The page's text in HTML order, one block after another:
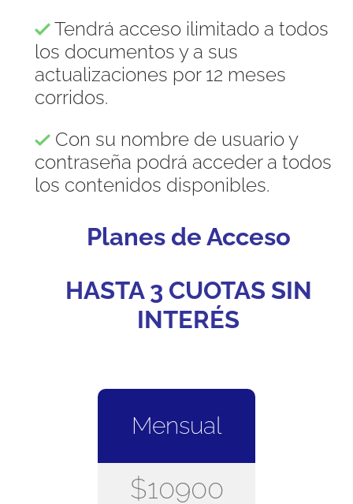
Tendrá acceso ilimitado a todos
los documentos y a sus
actualizaciones por 12 meses
corridos.
Con su nombre de usuario y
contraseña podrá acceder a todos
los contenidos disponibles.
Planes de Acceso
HASTA 3 CUOTAS SIN
INTERÉS
Mensual
$10900